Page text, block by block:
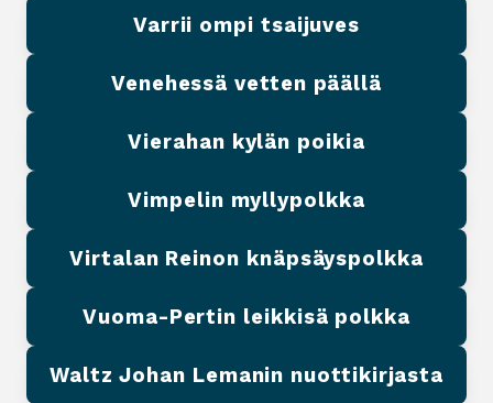
Varrii ompi tsaijuves
Venehessä vetten päällä
Vierahan kylän poikia
Vimpelin myllypolkka
Virtalan Reinon knäpsäyspolkka
Vuoma-Pertin leikkisä polkka
Waltz Johan Lemanin nuottikirjasta